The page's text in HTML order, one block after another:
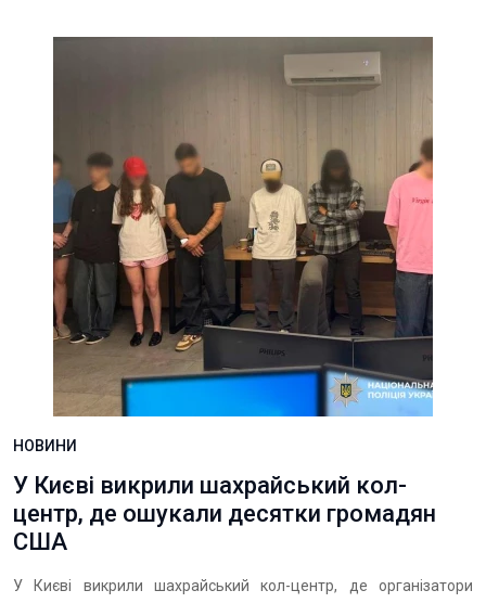
НОВИНИ
У Києві викрили шахрайський кол-
центр, де ошукали десятки громадян
США
У Києві викрили шахрайський кол-центр, де організатори